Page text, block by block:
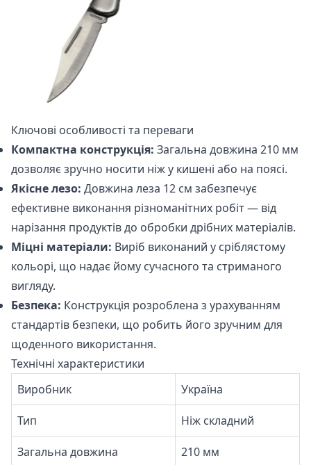
Ключові особливості та переваги
Компактна конструкція: Загальна довжина 210 мм
дозволяє зручно носити ніж у кишені або на поясі.
Якісне лезо: Довжина леза 12 см забезпечує
ефективне виконання різноманітних робіт — від
нарізання продуктів до обробки дрібних матеріалів.
Міцні матеріали: Виріб виконаний у сріблястому
кольорі, що надає йому сучасного та стриманого
вигляду.
Безпека: Конструкція розроблена з урахуванням
стандартів безпеки, що робить його зручним для
щоденного використання.
Технічні характеристики
Виробник
Україна
Тип Ніж складний
Загальна довжина 210 мм